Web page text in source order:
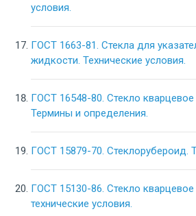
условия.
ГОСТ 1663-81. Стекла для
жидкости. Технические условия.
ГОСТ 16548-80. Стекло кварцевое
Термины и определения.
ГОСТ 15879-70. Стеклорубероид.
ГОСТ 15130-86. Стекло
технические условия.